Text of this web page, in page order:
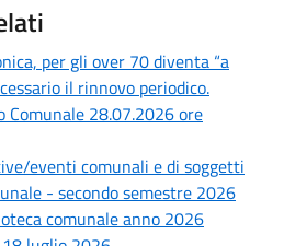
per gli over 70 diventa “a
il rinnovo periodico.
Comunale 28.07.2026 ore
eventi comunali e di soggetti
- secondo semestre 2026
comunale anno 2026